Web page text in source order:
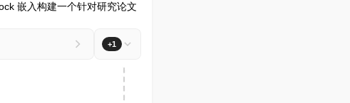
嵌入构建一个针对研究论文
+1